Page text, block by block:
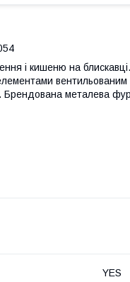
і кишеню на
вентильованим
Брендована металева
YES